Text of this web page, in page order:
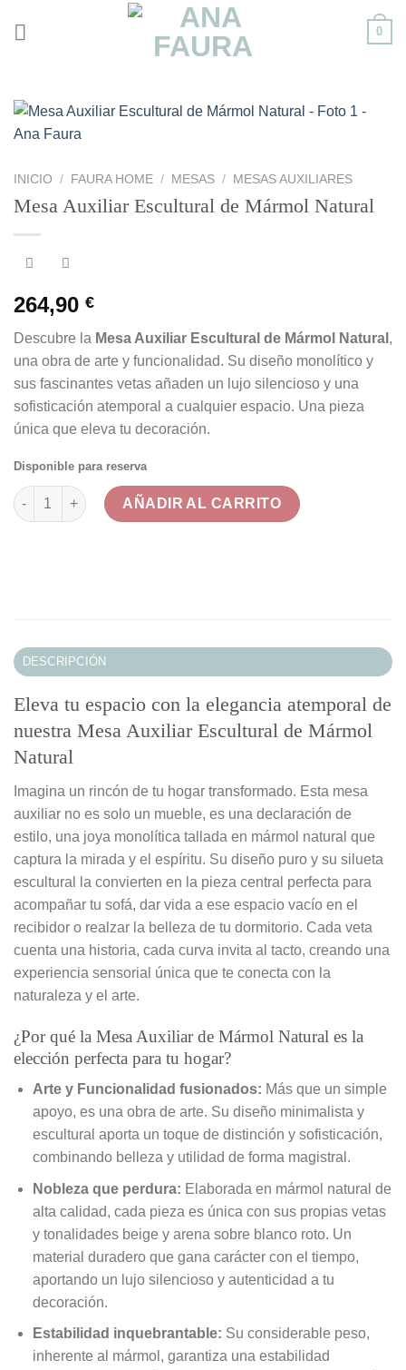
0
INICIO / FAURA HOME / MESAS / MESAS AUXILIARES
Mesa Auxiliar Escultural de Mármol Natural
264,90 €
Descubre la Mesa Auxiliar Escultural de Mármol Natural ,
una obra de arte y funcionalidad. Su diseño monolítico y
sus fascinantes vetas añaden un lujo silencioso y una
sofisticación atemporal a cualquier espacio. Una pieza
única que eleva tu decoración.
Disponible para reserva
Mesa Auxiliar Escultural de Mármol Natural cantidad
AÑADIR AL CARRITO
DESCRIPCIÓN
Eleva tu espacio con la elegancia atemporal de
nuestra Mesa Auxiliar Escultural de Mármol
Natural
Imagina un rincón de tu hogar transformado. Esta mesa
auxiliar no es solo un mueble, es una declaración de
estilo, una joya monolítica tallada en mármol natural que
captura la mirada y el espíritu. Su diseño puro y su silueta
escultural la convierten en la pieza central perfecta para
acompañar tu sofá, dar vida a ese espacio vacío en el
recibidor o realzar la belleza de tu dormitorio. Cada veta
cuenta una historia, cada curva invita al tacto, creando una
experiencia sensorial única que te conecta con la
naturaleza y el arte.
¿Por qué la Mesa Auxiliar de Mármol Natural es la
elección perfecta para tu hogar?
Arte y Funcionalidad fusionados: Más que un simple
apoyo, es una obra de arte. Su diseño minimalista y
escultural aporta un toque de distinción y sofisticación,
combinando belleza y utilidad de forma magistral.
Nobleza que perdura: Elaborada en mármol natural de
alta calidad, cada pieza es única con sus propias vetas
y tonalidades beige y arena sobre blanco roto. Un
material duradero que gana carácter con el tiempo,
aportando un lujo silencioso y autenticidad a tu
decoración.
Estabilidad inquebrantable: Su considerable peso,
inherente al mármol, garantiza una estabilidad